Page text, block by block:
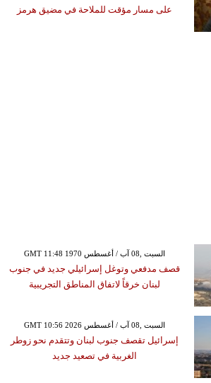
على مسار مؤقت للملاحة في مضيق هرمز
GMT 11:48 1970 السبت ,08 آب / أغسطس
قصف مدفعي وتوغل إسرائيلي جديد في جنوب
لبنان خرقاً لاتفاق المناطق التجريبية
GMT 10:56 2026 السبت ,08 آب / أغسطس
إسرائيل تقصف جنوب لبنان وتتقدم نحو زوطر
الغربية في تصعيد جديد